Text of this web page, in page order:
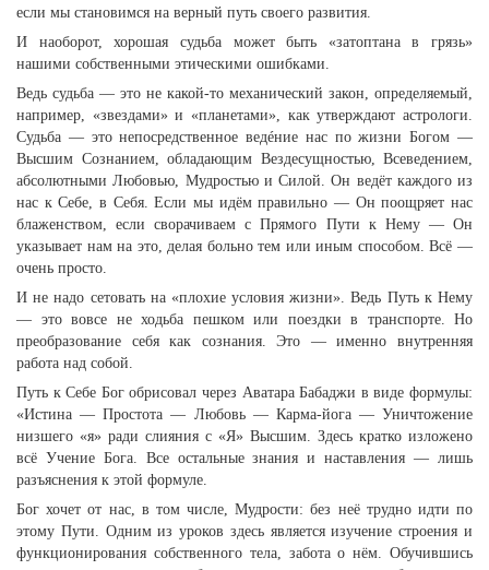
если мы становимся на верный путь своего развития.
И наоборот, хорошая судьба может быть «затоптана в грязь»
нашими собственными этическими ошибками.
Ведь судьба — это не какой-то механический закон, определяемый,
например, «звездами» и «планетами», как утверждают астрологи.
Судьба — это непосредственное ведéние нас по жизни Богом —
Высшим Сознанием, обладающим Вездесущностью, Всеведением,
абсолютными Любовью, Мудростью и Силой. Он ведёт каждого из
нас к Себе, в Себя. Если мы идём правильно — Он поощряет нас
блаженством, если сворачиваем с Прямого Пути к Нему — Он
указывает нам на это, делая больно тем или иным способом. Всё —
очень просто.
И не надо сетовать на «плохие условия жизни». Ведь Путь к Нему
— это вовсе не ходьба пешком или поездки в транспорте. Но
преобразование себя как сознания. Это — именно внутренняя
работа над собой.
Путь к Себе Бог обрисовал через Аватара Бабаджи в виде формулы:
«Истина — Простота — Любовь — Карма-йога — Уничтожение
низшего «я» ради слияния с «Я» Высшим. Здесь кратко изложено
всё Учение Бога. Все остальные знания и наставления — лишь
разъяснения к этой формуле.
Бог хочет от нас, в том числе, Мудрости: без неё трудно идти по
этому Пути. Одним из уроков здесь является изучение строения и
функционирования собственного тела, забота о нём. Обучившись